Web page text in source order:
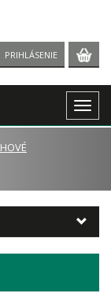
PRIHLÁSENIE